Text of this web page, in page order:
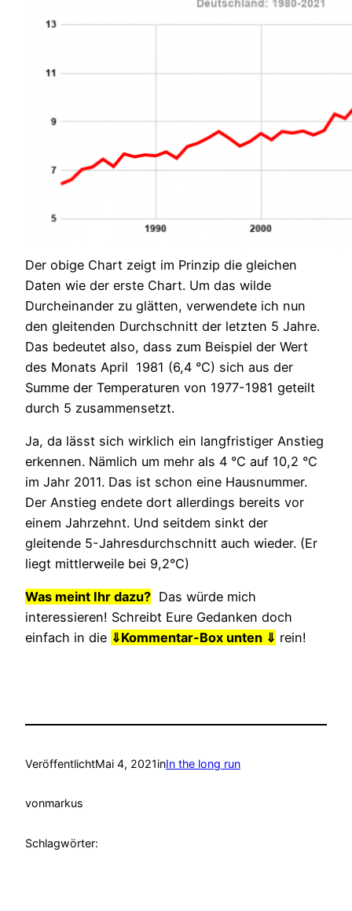
Der obige Chart zeigt im Prinzip die gleichen
Daten wie der erste Chart. Um das wilde
Durcheinander zu glätten, verwendete ich nun
den gleitenden Durchschnitt der letzten 5 Jahre.
Das bedeutet also, dass zum Beispiel der Wert
des Monats April 1981 (6,4 °C) sich aus der
Summe der Temperaturen von 1977-1981 geteilt
durch 5 zusammensetzt.
Ja, da lässt sich wirklich ein langfristiger Anstieg
erkennen. Nämlich um mehr als 4 °C auf 10,2 °C
im Jahr 2011. Das ist schon eine Hausnummer.
Der Anstieg endete dort allerdings bereits vor
einem Jahrzehnt. Und seitdem sinkt der
gleitende 5-Jahresdurchschnitt auch wieder. (Er
liegt mittlerweile bei 9,2°C)
Was meint Ihr dazu? Das würde mich
interessieren! Schreibt Eure Gedanken doch
einfach in die ⇓Kommentar-Box unten ⇓ rein!
VeröffentlichtMai 4, 2021inIn the long run
vonmarkus
Schlagwörter: